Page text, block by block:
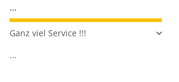
...
Ganz viel Service !!!
...